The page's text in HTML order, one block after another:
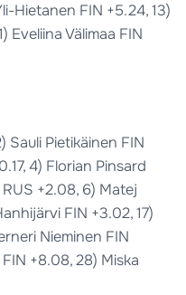
Hietanen FIN +5.24, 13)
Eveliina Välimaa FIN
Sauli Pietikäinen FIN
4) Florian Pinsard
+2.08, 6) Matej
FIN +3.02, 17)
Nieminen FIN
+8.08, 28) Miska